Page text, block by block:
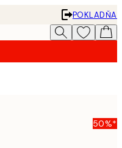
POKLADŇA
50%*